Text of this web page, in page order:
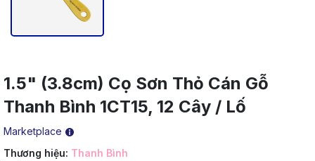
1.5" (3.8cm) Cọ Sơn Thỏ Cán Gỗ
Thanh Bình 1CT15, 12 Cây / Lố
Marketplace
Thương hiệu: Thanh Bình